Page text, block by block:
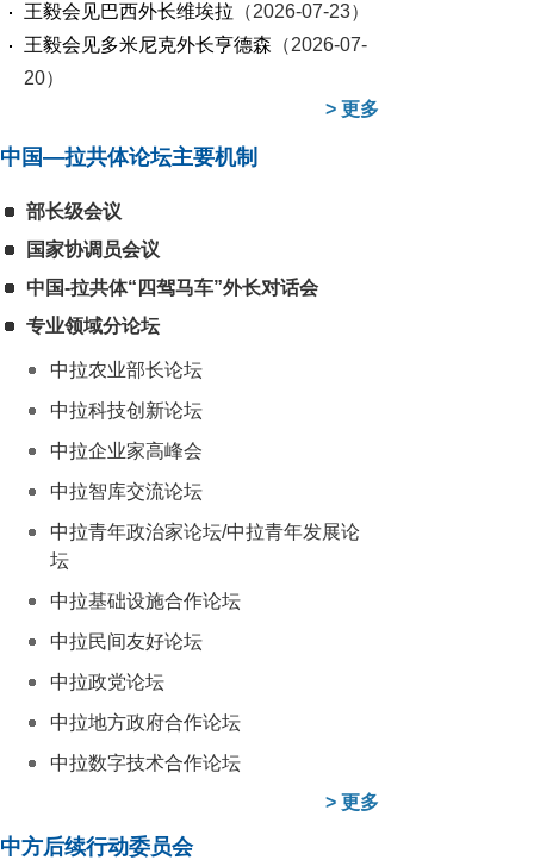
王毅会见巴西外长维埃拉 （2026-07-23）
王毅会见多米尼克外长亨德森 （2026-07-
20）
> 更多
中国—拉共体论坛主要机制
部长级会议
国家协调员会议
中国-拉共体“四驾马车”外长对话会
专业领域分论坛
中拉农业部长论坛
中拉科技创新论坛
中拉企业家高峰会
中拉智库交流论坛
中拉青年政治家论坛/中拉青年发展论
坛
中拉基础设施合作论坛
中拉民间友好论坛
中拉政党论坛
中拉地方政府合作论坛
中拉数字技术合作论坛
> 更多
中方后续行动委员会